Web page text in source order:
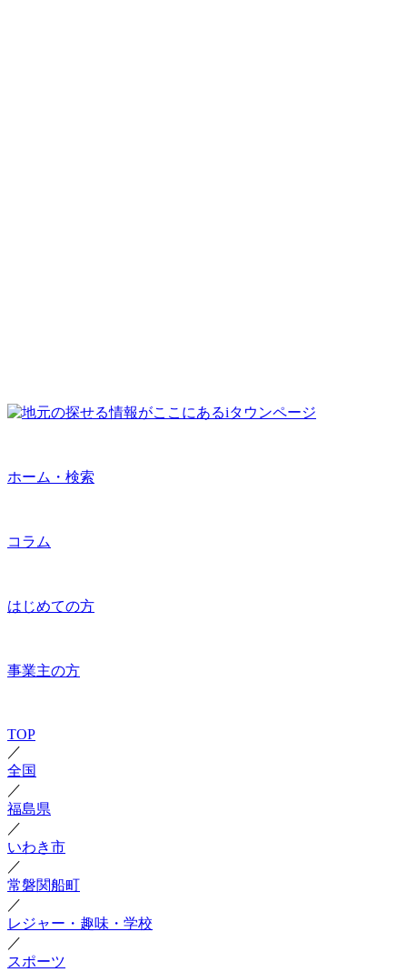
ホーム・検索
コラム
はじめての方
事業主の方
TOP
／
全国
／
福島県
／
いわき市
／
常磐関船町
／
レジャー・趣味・学校
／
スポーツ